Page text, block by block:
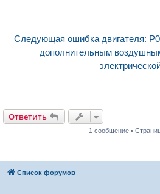
Следующая ошибка двигателя:
дополнительным
Ответить
1 сообщение •
Список форумов